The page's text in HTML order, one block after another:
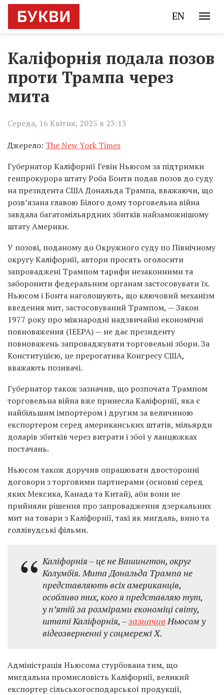
EN
Каліфорнія подала позов
проти Трампа через
мита
Середа, 16 Квітня, 2025 в 23:13
Джерело: The New York Times
Губернатор Каліфорнії Гевін Ньюсом за підтримки
генпрокурора штату Роба Бонти подав позов до суду
на президента США Дональда Трампа, вважаючи, що
розв’язана главою Білого дому торговельна війна
завдала багатомільярдних збитків найзаможнішому
штату Америки.
У позові, поданому до Окружного суду по Північному
округу Каліфорнії, автори просять оголосити
запроваджені Трампом тарифи незаконними та
заборонити федеральним органам застосовувати їх.
Ньюсом і Бонта наголошують, що ключовий механізм
введення мит, застосовуваний Трампом, — Закон
1977 року про міжнародні надзвичайні економічні
повноваження (IEEPA) — не дає президенту
повноважень запроваджувати торговельні збори. За
Конституцією, це прерогатива Конгресу США,
вважають позивачі.
Губернатор також зазначив, що розпочата Трампом
торговельна війна вже принесла Каліфорнії, яка є
найбільшим імпортером і другим за величиною
експортером серед американських штатів, мільярди
доларів збитків через витрати і збої у ланцюжках
постачань.
Ньюсом також доручив опрацювати двосторонні
договори з торговими партнерами (основні серед
яких Мексика, Канада та Китай), аби вони не
прийняли рішення про запровадження дзеркальних
мит на товари з Каліфорнії, такі як мигдаль, вино та
голлівудські фільми.
Каліфорнія – це не Вашингтон, округ
Колумбія. Мита Дональда Трампа не
представляють всіх американців,
особливо тих, кого я представляю тут,
у п’ятій за розмірами економіці світу,
штаті Каліфорнія, –зазначивНьюсом у
відеозверненні у соцмережі X.
Адміністрація Ньюсома стурбована тим, що
мигдальна промисловість Каліфорнії, великий
експортер сільськогосподарської продукції,